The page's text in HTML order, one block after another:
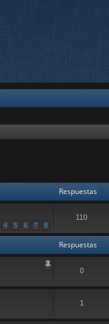
Respuestas
4 5 6 7 8
110
Respuestas
0
1